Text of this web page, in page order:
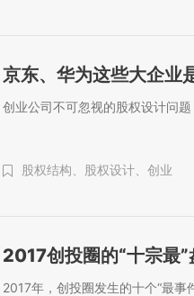
京东、华为这些大企业
创业公司不可忽视的股权设计问题
股权结构、 股权设计、 创业
2017创投圈的“十宗最”
2017年，创投圈发生的十个“最事